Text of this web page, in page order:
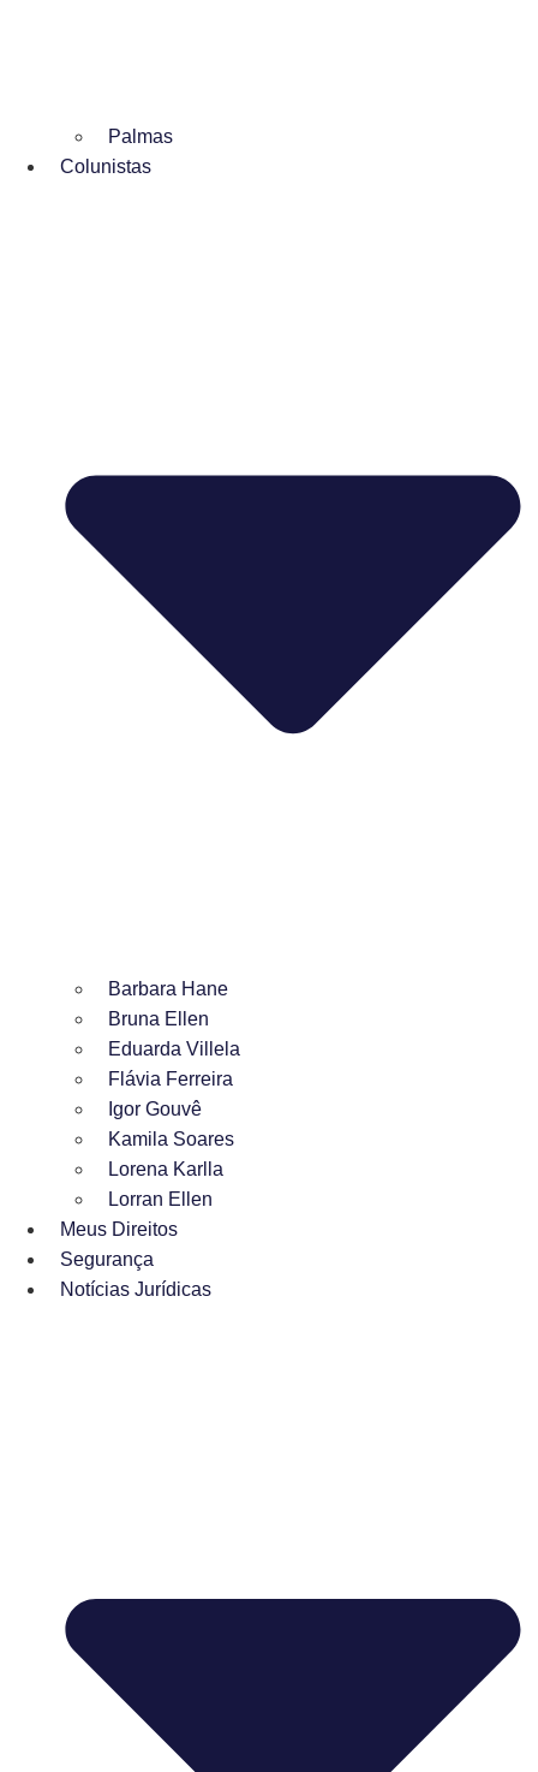
Palmas
Colunistas
Barbara Hane
Bruna Ellen
Eduarda Villela
Flávia Ferreira
Igor Gouvê
Kamila Soares
Lorena Karlla
Lorran Ellen
Meus Direitos
Segurança
Notícias Jurídicas